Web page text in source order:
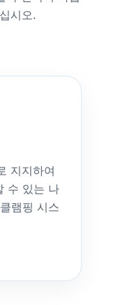
시오.
지지하여
수 있는 나
램핑 시스